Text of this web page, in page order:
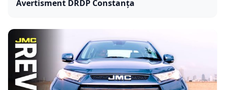
Avertisment DRDP Constanța